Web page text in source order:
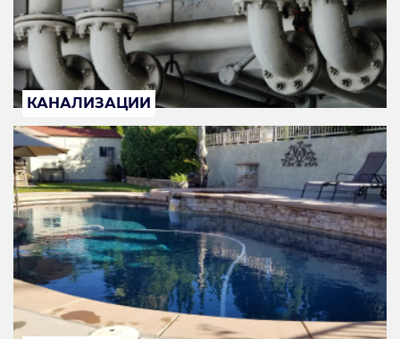
КАНАЛИЗАЦИИ